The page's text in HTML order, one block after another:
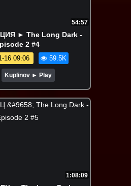
54:57
► The Long Dark -
2 #4
16 09:06 59.5K
Kuplinov ► Play
1:08:09